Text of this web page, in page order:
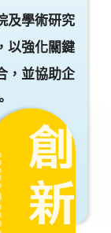
及學術研究
以強化關鍵
，並協助企